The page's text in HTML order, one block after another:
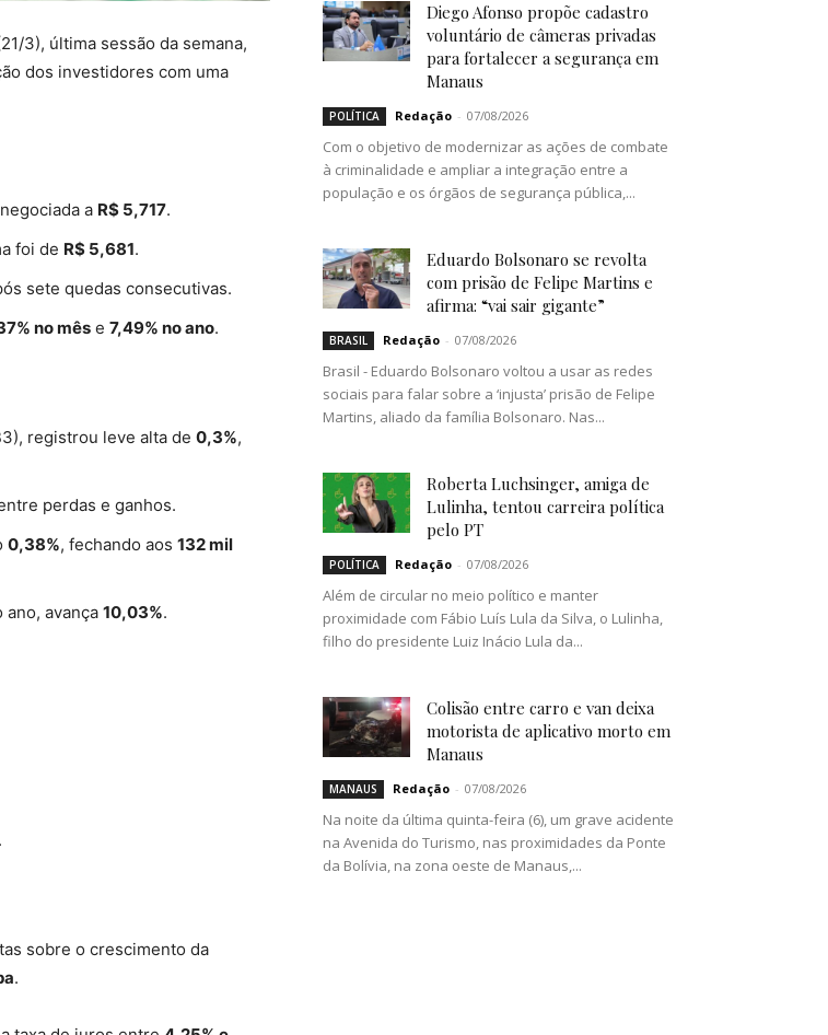
3), última sessão da semana,
dos investidores com uma
a R$ 5,717.
foi de R$ 5,681.
sete quedas consecutivas.
no mês e 7,49% no ano.
registrou leve alta de 0,3%,
perdas e ganhos.
0,38%, fechando aos 132 mil
ano, avança 10,03%.
sobre o crescimento da
.
Diego Afonso propõe cadastro
voluntário de câmeras privadas
para fortalecer a segurança em
Manaus
POLÍTICA Redação - 07/08/2026
Com o objetivo de modernizar as ações de combate
à criminalidade e ampliar a integração entre a
população e os órgãos de segurança pública,...
Eduardo Bolsonaro se revolta
com prisão de Felipe Martins e
afirma: “vai sair gigante”
BRASIL Redação - 07/08/2026
Brasil - Eduardo Bolsonaro voltou a usar as redes
sociais para falar sobre a ‘injusta’ prisão de Felipe
Martins, aliado da família Bolsonaro. Nas...
Roberta Luchsinger, amiga de
Lulinha, tentou carreira política
pelo PT
POLÍTICA Redação - 07/08/2026
Além de circular no meio político e manter
proximidade com Fábio Luís Lula da Silva, o Lulinha,
filho do presidente Luiz Inácio Lula da...
Colisão entre carro e van deixa
motorista de aplicativo morto em
Manaus
MANAUS Redação - 07/08/2026
Na noite da última quinta-feira (6), um grave acidente
na Avenida do Turismo, nas proximidades da Ponte
da Bolívia, na zona oeste de Manaus,...